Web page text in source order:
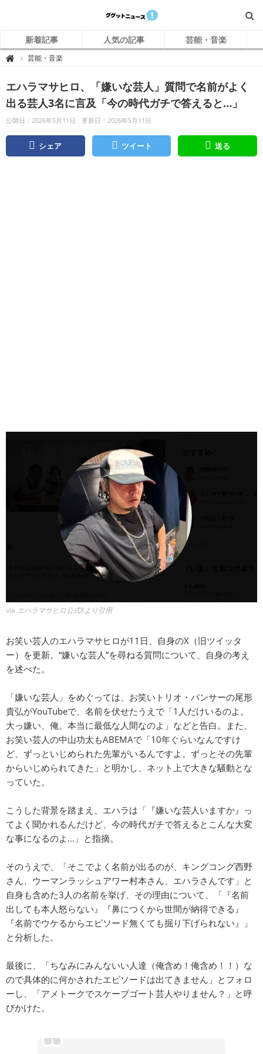
新着記事 人気の記事 芸能・音楽
 グ
ニ
ュ
ー
ス
芸能・音楽
エハラマサヒロ、「嫌いな芸人」質問で名前がよく
出る芸人3名に言及「今の時代ガチで答えると…」
公開日：2026年5月11日 更新日：2026年5月11日
シェア ツイート 送る
via エハラマサヒロ公式Xより引用
お笑い芸人のエハラマサヒロが11日、自身のX（旧ツイッタ
ー）を更新。“嫌いな芸人”を尋ねる質問について、自身の考え
を述べた。
「嫌いな芸人」をめぐっては、お笑いトリオ・パンサーの尾形
貴弘がYouTubeで、名前を伏せたうえで「1人だけいるのよ。
大っ嫌い、俺。本当に最低な人間なのよ」などと告白。また、
お笑い芸人の中山功太もABEMAで「10年ぐらいなんですけ
ど、ずっといじめられた先輩がいるんですよ。ずっとその先輩
からいじめられてきた」と明かし、ネット上で大きな騒動とな
っていた。
こうした背景を踏まえ、エハラは「『嫌いな芸人いますか』っ
てよく聞かれるんだけど、今の時代ガチで答えるとこんな大変
な事になるのよ…」と指摘。
そのうえで、「そこでよく名前が出るのが、キングコング西野
さん、ウーマンラッシュアワー村本さん、エハラさんです」と
自身も含めた3人の名前を挙げ、その理由について、「『名前
出しても本人怒らない』『鼻につくから世間が納得できる』
『名前でウケるからエピソード無くても掘り下げられない』」
と分析した。
最後に、「ちなみにみんないい人達（俺含め！俺含め！！）な
ので具体的に何かされたエピソードは出てきません」とフォロ
ーし、「アメトークでスケープゴート芸人やりません？」と呼
びかけた。